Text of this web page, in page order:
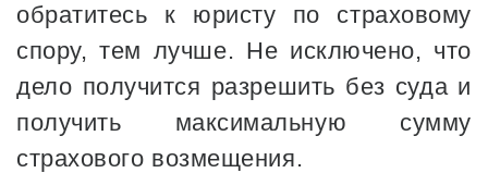
обратитесь к юристу по страховому
спору, тем лучше. Не исключено, что
дело получится разрешить без суда и
получить максимальную сумму
страхового возмещения.